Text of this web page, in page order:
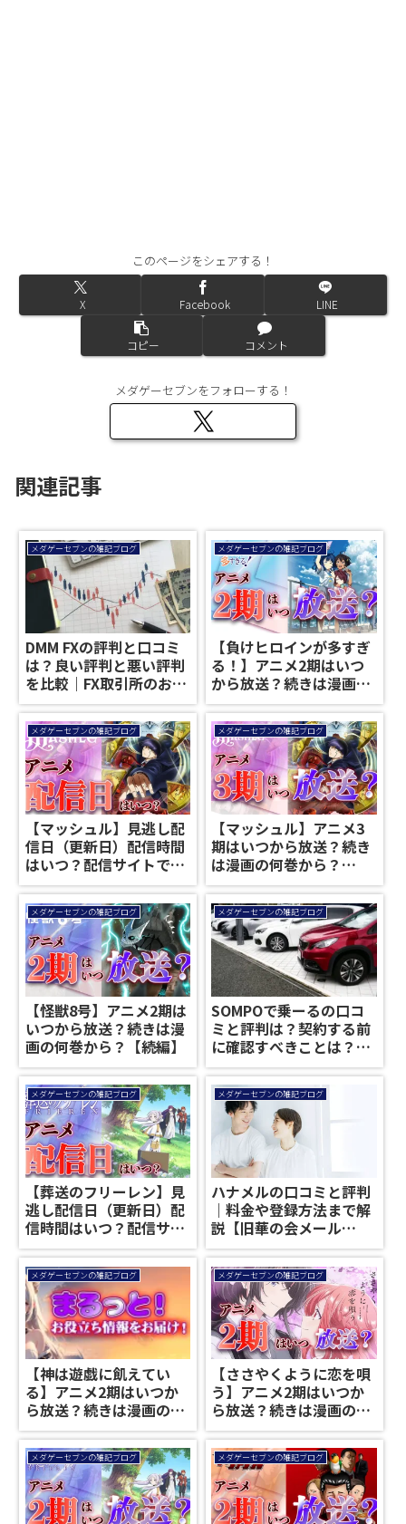
このページをシェアする！
X Facebook LINE
コピー コメント
メダゲーセブンをフォローする！
関連記事
メダゲーセブンの雑記ブログ
DMM FXの評判と口コミ
は？良い評判と悪い評判
を比較｜FX取引所のおす
すめ
メダゲーセブンの雑記ブログ
【負けヒロインが多すぎ
る！】アニメ2期はいつ
から放送？続きは漫画の
何巻から？【マケイン｜
続編】
メダゲーセブンの雑記ブログ
【マッシュル】見逃し配
信日（更新日）配信時間
はいつ？配信サイトでは
最速何時から更新？【ア
ニメ2期】
メダゲーセブンの雑記ブログ
【マッシュル】アニメ3
期はいつから放送？続き
は漫画の何巻から？
【mashle】
メダゲーセブンの雑記ブログ
【怪獣8号】アニメ2期は
いつから放送？続きは漫
画の何巻から？【続編】
メダゲーセブンの雑記ブログ
SOMPOで乗ーるの口コ
ミと評判は？契約する前
に確認すべきことは？
【新車サブスク｜カーリ
ース】
メダゲーセブンの雑記ブログ
【葬送のフリーレン】見
逃し配信日（更新日）配
信時間はいつ？配信サイ
トでは最速何時から更
新？【アニメ1期】
メダゲーセブンの雑記ブログ
ハナメルの口コミと評判
｜料金や登録方法まで解
説【旧華の会メール
Bridal】
メダゲーセブンの雑記ブログ
【神は遊戯に飢えてい
る】アニメ2期はいつか
ら放送？続きは漫画の何
巻から？【続編】
メダゲーセブンの雑記ブログ
【ささやくように恋を唄
う】アニメ2期はいつか
ら放送？続きは漫画の何
巻から？【続編】
メダゲーセブンの雑記ブログ メダゲーセブンの雑記ブログ